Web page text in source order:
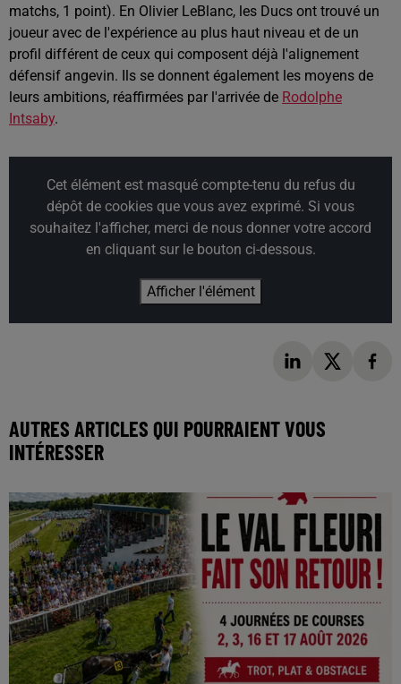
matchs, 1 point). En Olivier LeBlanc, les Ducs ont trouvé un
joueur avec de l'expérience au plus haut niveau et de un
profil différent de ceux qui composent déjà l'alignement
défensif angevin. Ils se donnent également les moyens de
leurs ambitions, réaffirmées par l'arrivée de Rodolphe
Intsaby.
Cet élément est masqué compte-tenu du refus du
dépôt de cookies que vous avez exprimé. Si vous
souhaitez l'afficher, merci de nous donner votre accord
en cliquant sur le bouton ci-dessous.
Afficher l'élément
AUTRES ARTICLES QUI POURRAIENT VOUS
INTÉRESSER